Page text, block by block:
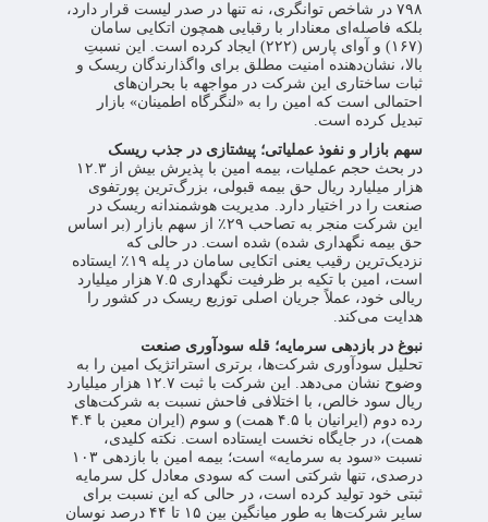
۷۹۸ در شاخص توانگری، نه تنها در صدر لیست قرار دارد،
بلکه فاصله‌ای معنادار با رقبایی همچون اتکایی سامان
(۱۶۷) و آوای پارس (۲۲۲) ایجاد کرده است. این نسبتِ
بالا، نشان‌دهنده امنیت مطلق برای واگذارندگان ریسک و
ثبات ساختاری این شرکت در مواجهه با بحران‌های
احتمالی است که امین را به «لنگرگاه اطمینان» بازار
تبدیل کرده است.
سهم بازار و نفوذ عملیاتی؛ پیشتازی در جذب ریسک
در بحث حجم عملیات، بیمه امین با پذیرش بیش از ۱۲.۳
هزار میلیارد ریال حق بیمه قبولی، بزرگ‌ترین پورتفوی
صنعت را در اختیار دارد. مدیریت هوشمندانه ریسک در
این شرکت منجر به تصاحب ۲۹٪ از سهم بازار (بر اساس
حق بیمه نگهداری شده) شده است. در حالی که
نزدیک‌ترین رقیب یعنی اتکایی سامان در پله ۱۹٪ ایستاده
است، امین با تکیه بر ظرفیت نگهداری ۷.۵ هزار میلیارد
ریالی خود، عملاً جریان اصلی توزیع ریسک در کشور را
هدایت می‌کند.
نبوغ در بازدهی سرمایه؛ قله سودآوری صنعت
تحلیل سودآوری شرکت‌ها، برتری استراتژیک امین را به
وضوح نشان می‌دهد. این شرکت با ثبت ۱۲.۷ هزار میلیارد
ریال سود خالص، با اختلافی فاحش نسبت به شرکت‌های
رده دوم (ایرانیان با ۴.۵ همت) و سوم (ایران معین با ۴.۴
همت)، در جایگاه نخست ایستاده است. نکته کلیدی،
نسبت «سود به سرمایه» است؛ بیمه امین با بازدهی ۱۰۳
درصدی، تنها شرکتی است که سودی معادل کل سرمایه
ثبتی خود تولید کرده است، در حالی که این نسبت برای
سایر شرکت‌ها به طور میانگین بین ۱۵ تا ۴۴ درصد نوسان